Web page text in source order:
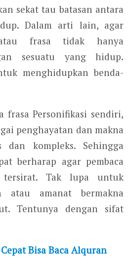
sekat tau batasan antara
Dalam arti lain, agar
frasa tidak hanya
sesuatu yang hidup.
menghidupkan benda-
frasa Personifikasi sendiri,
penghayatan dan makna
kompleks. Sehingga
berharap agar pembaca
tersirat. Tak lupa untuk
atau amanat bermakna
Tentunya dengan sifat
Bisa Baca Alquran